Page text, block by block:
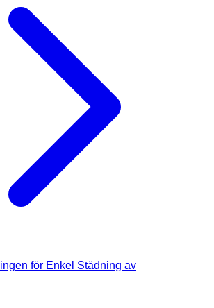
för Enkel Städning av